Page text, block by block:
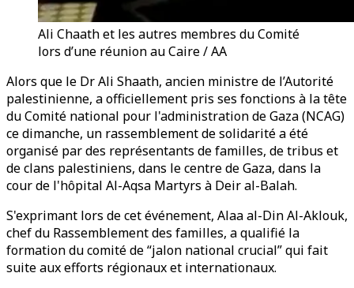
Ali Chaath et les autres membres du Comité
lors d’une réunion au Caire / AA
Alors que le Dr Ali Shaath, ancien ministre de l’Autorité
palestinienne, a officiellement pris ses fonctions à la tête
du Comité national pour l'administration de Gaza (NCAG)
ce dimanche, un rassemblement de solidarité a été
organisé par des représentants de familles, de tribus et
de clans palestiniens, dans le centre de Gaza, dans la
cour de l'hôpital Al-Aqsa Martyrs à Deir al-Balah.
S'exprimant lors de cet événement, Alaa al-Din Al-Aklouk,
chef du Rassemblement des familles, a qualifié la
formation du comité de “jalon national crucial” qui fait
suite aux efforts régionaux et internationaux.